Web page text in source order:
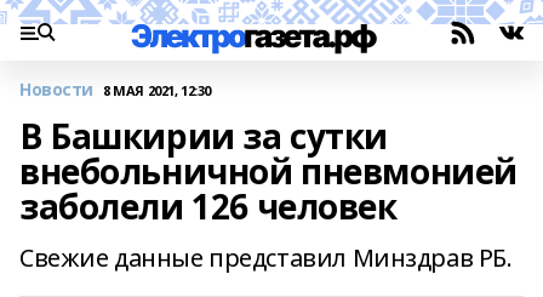
Новости 8 МАЯ 2021, 12:30
В Башкирии за сутки
внебольничной пневмонией
заболели 126 человек
Свежие данные представил Минздрав РБ.